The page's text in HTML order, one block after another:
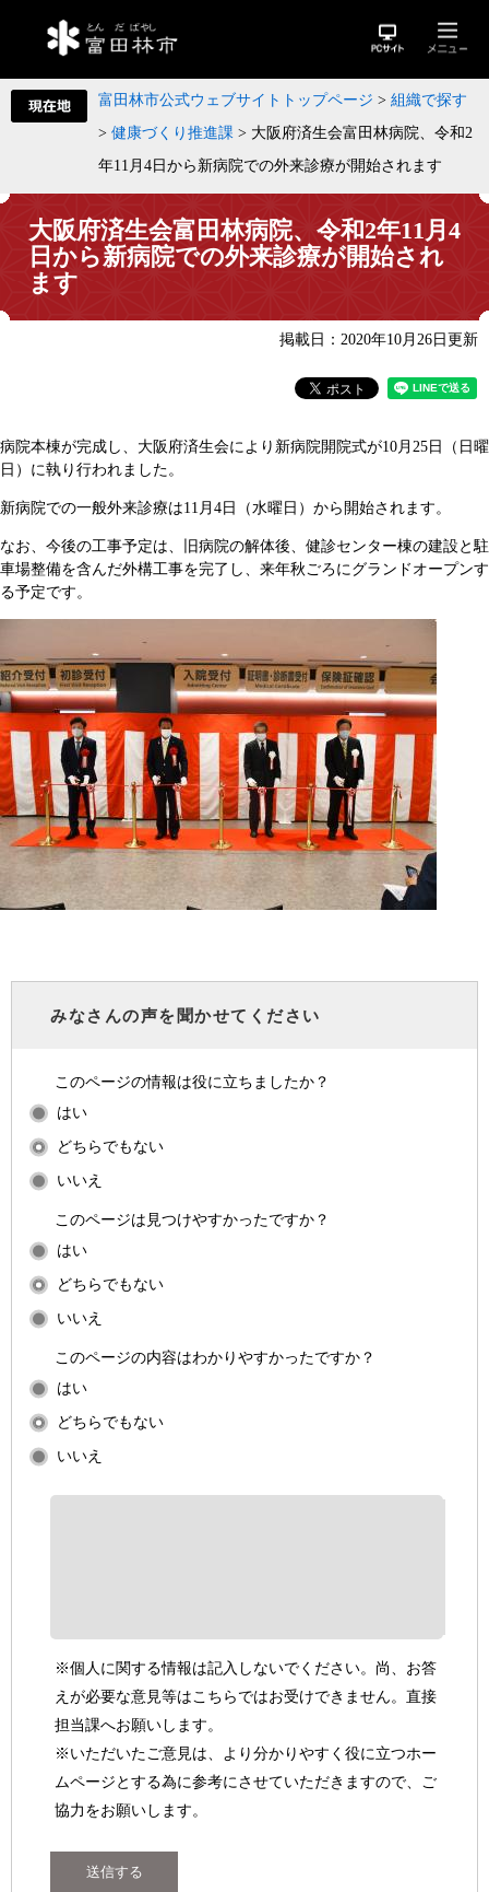
富田林市公式ウェブサイトトップページ > 組織で探す
> 健康づくり推進課 > 大阪府済生会富田林病院、令和2
年11月4日から新病院での外来診療が開始されます
大阪府済生会富田林病院、令和2年11月4
日から新病院での外来診療が開始され
ます
掲載日：2020年10月26日更新
病院本棟が完成し、大阪府済生会により新病院開院式が10月25日（日曜
日）に執り行われました。
新病院での一般外来診療は11月4日（水曜日）から開始されます。
なお、今後の工事予定は、旧病院の解体後、健診センター棟の建設と駐
車場整備を含んだ外構工事を完了し、来年秋ごろにグランドオープンす
る予定です。
みなさんの声を聞かせてください
このページの情報は役に立ちましたか？
はい
どちらでもない
いいえ
このページは見つけやすかったですか？
はい
どちらでもない
いいえ
このページの内容はわかりやすかったですか？
はい
どちらでもない
いいえ
※個人に関する情報は記入しないでください。尚、お答
えが必要な意見等はこちらではお受けできません。直接
担当課へお願いします。
※いただいたご意見は、より分かりやすく役に立つホー
ムページとする為に参考にさせていただきますので、ご
協力をお願いします。